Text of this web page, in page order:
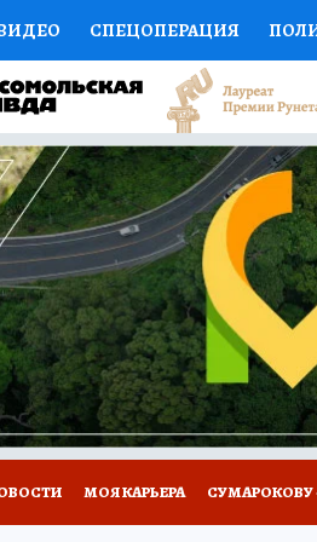
СПЕЦОПЕРАЦИЯ
НАУКА АФИША
ДОКТОР
ПОЛКА ПРОГНОЗЫ НА СПОРТ
НЕДВИЖИМОСТЬ
РЕКЛАМА ТЕСТЫ НОВОЕ
МОЯ КАРЬЕРА СУМАРОКОВУ